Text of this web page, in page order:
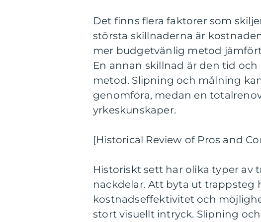
Det finns flera faktorer som
största skillnaderna är
mer budgetvänlig metod
En annan skillnad är den tid
metod. Slipning och målning
genomföra, medan en
yrkeskunskaper.
[Historical Review of Pros and
Historiskt sett har olika typer av
nackdelar. Att byta ut trappsteg
kostnadseffektivitet och
stort visuellt intryck. Slipning